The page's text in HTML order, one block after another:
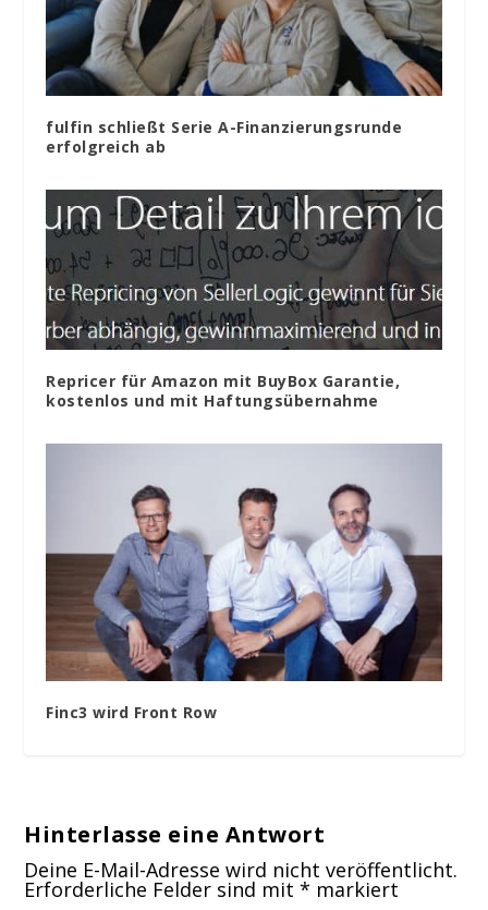
fulfin schließt Serie A-Finanzierungsrunde
erfolgreich ab
Repricer für Amazon mit BuyBox Garantie,
kostenlos und mit Haftungsübernahme
Finc3 wird Front Row
Hinterlasse eine Antwort
Deine E-Mail-Adresse wird nicht veröffentlicht.
Erforderliche Felder sind mit* markiert